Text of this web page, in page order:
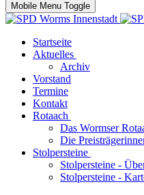
Mobile Menu Toggle
Startseite
Aktuelles
Archiv
Vorstand
Termine
Kontakt
Rotaach
Das Wormser
Die
Stolpersteine
Stolpersteine -
Stolpersteine -